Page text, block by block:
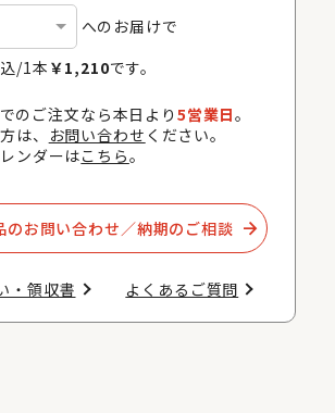
へのお届けで
/1本 ￥1,210です。
のご注文なら本日より 5営業日。
は、
お問い合わせ ください。
ンダーはこちら。
のお問い合わせ／納期のご相談​
・領収書​ よくあるご質問​